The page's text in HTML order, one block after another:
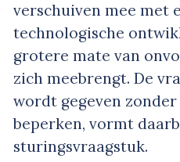
verschuiven mee met
technologische
grotere mate van
zich meebrengt. De
wordt gegeven
beperken, vormt
sturingsvraagstuk.